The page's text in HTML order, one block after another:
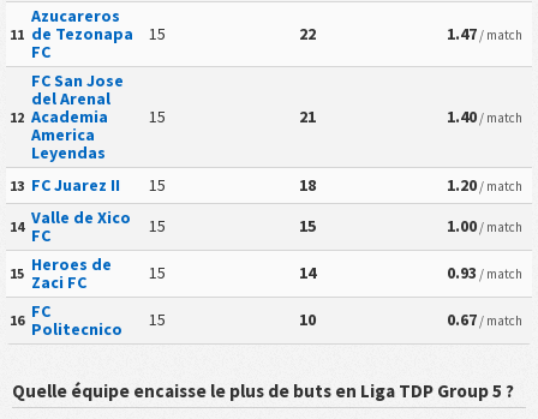
11
Azucareros
de Tezonapa
FC
15 22 1.47/ match
12
FC San Jose
del Arenal
Academia
America
Leyendas
15 21 1.40/ match
13 FC Juarez II 15 18 1.20/ match
14 Valle de Xico
FC
15 15 1.00/ match
15 Heroes de
Zaci FC
15 14 0.93 / match
16 FC
Politecnico
15 10 0.67/ match
Quelle équipe encaisse le plus de buts en Liga TDP Group 5 ?